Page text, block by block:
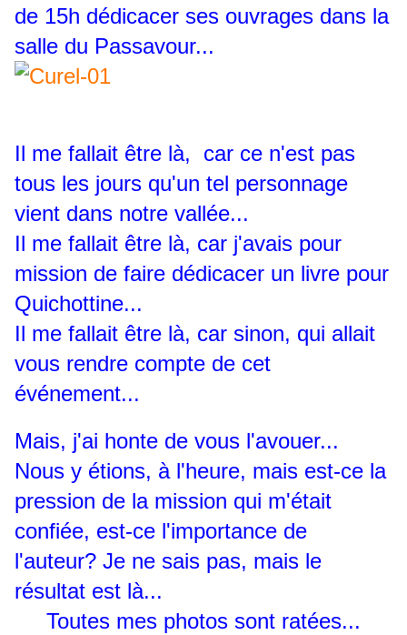
de 15h dédicacer ses ouvrages dans la
salle du Passavour...
Il me fallait être là, car ce n'est pas
tous les jours qu'un tel personnage
vient dans notre vallée...
Il me fallait être là, car j'avais pour
mission de faire dédicacer un livre pour
Quichottine...
Il me fallait être là, car sinon, qui allait
vous rendre compte de cet
événement...
Mais, j'ai honte de vous l'avouer...
Nous y étions, à l'heure, mais est-ce la
pression de la mission qui m'était
confiée, est-ce l'importance de
l'auteur? Je ne sais pas, mais le
résultat est là...
Toutes mes photos sont ratées...